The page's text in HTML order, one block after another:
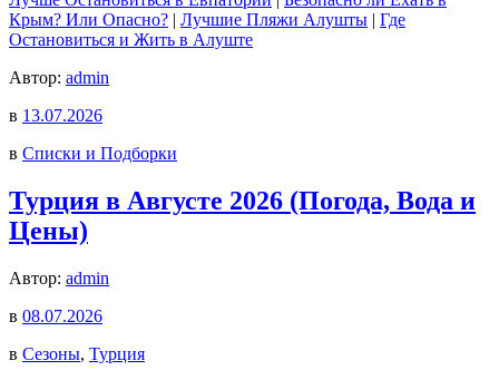
Крым? Или Опасно? | Лучшие Пляжи Алушты | Где
Остановиться и Жить в Алуште
Автор: admin
в 13.07.2026
в Списки и Подборки
Турция в Августе 2026 (Погода, Вода и
Цены)
Автор: admin
в 08.07.2026
в Сезоны, Турция